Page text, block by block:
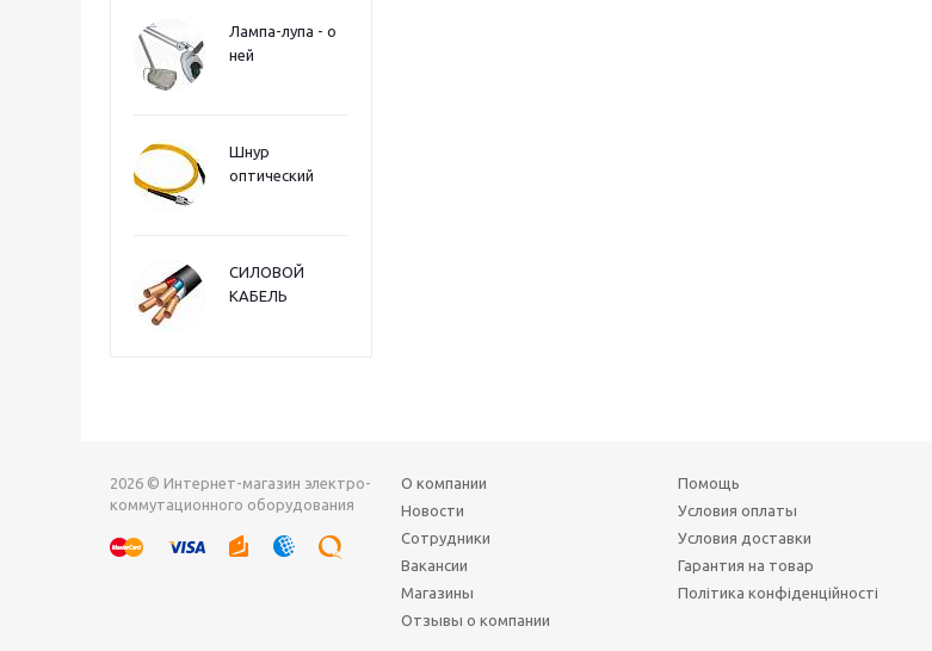
Лампа-лупа - о
ней
Шнур
оптический
СИЛОВОЙ
КАБЕЛЬ
2026 © Интернет-магазин электро-
коммутационного оборудования
О компании
Новости
Сотрудники
Вакансии
Магазины
Отзывы о компании
Помощь
Условия оплаты
Условия доставки
Гарантия на товар
Політика конфіденційності